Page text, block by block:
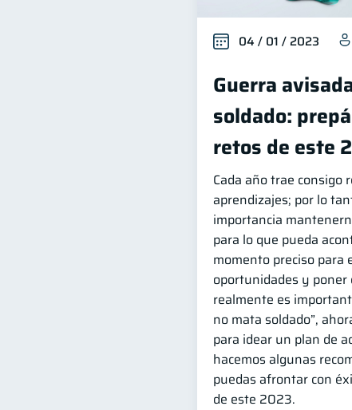
04 / 01 / 2023
Guerra
soldado:
retos de este
Cada año trae consigo
aprendizajes; por lo
importancia
para lo que pueda
momento preciso para
oportunidades y poner
realmente es
no mata soldado”,
para idear un plan de
hacemos algunas
puedas afrontar con
de este 2023.